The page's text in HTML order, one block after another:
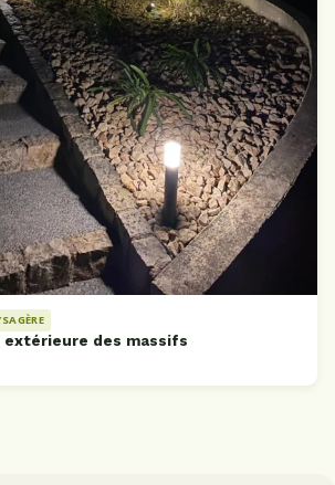
extérieure des massifs